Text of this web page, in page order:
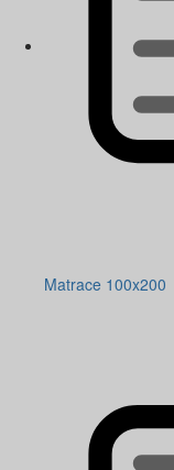
Matrace 100x200